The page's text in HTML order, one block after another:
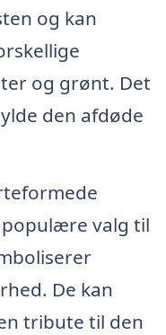
og kan
og grønt. Det
den afdøde
valg til
De kan
tribute til den